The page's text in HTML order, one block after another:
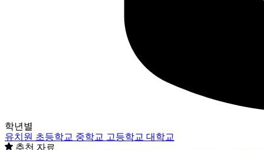
학년별
유치원 초등학교 중학교 고등학교 대학교
추천 자료